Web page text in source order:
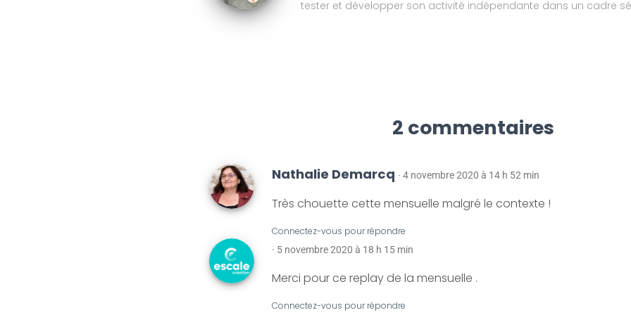
tester et développer son activité indépendante dans un cadre
2 commentaires
Nathalie Demarcq · 4 novembre 2020 à 14 h 52 min
Très chouette cette mensuelle malgré le contexte !
Connectez-vous pour répondre
· 5 novembre 2020 à 18 h 15 min
Merci pour ce replay de la mensuelle .
Connectez-vous pour répondre